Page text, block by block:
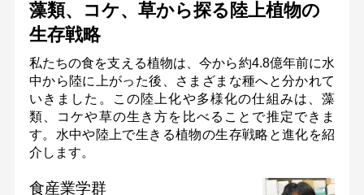
藻類、コケ、草から探る陸上植物の
生存戦略
私たちの食を支える植物は、今から約4.8億年前に水
中から陸に上がった後、さまざまな種へと分かれて
いきました。この陸上化や多様化の仕組みは、藻
類、コケや草の生き方を比べることで推定できま
す。水中や陸上で生きる植物の生存戦略と進化を紹
介します。
食産業学群